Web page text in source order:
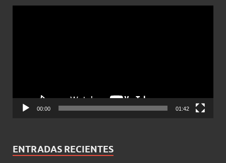
00:00 01:42
ENTRADAS RECIENTES